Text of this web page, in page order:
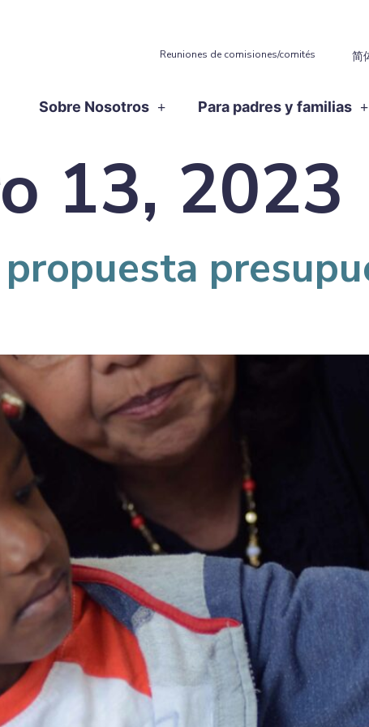
Reuniones de comisiones/comités 简
Sobre Nosotros Para padres y familias
13, 2023